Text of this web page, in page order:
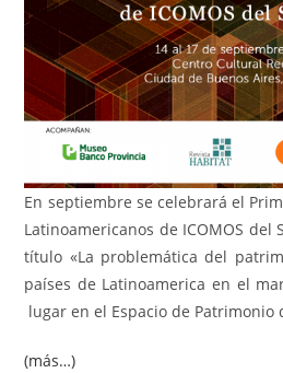
En septiembre se celebrará el
Latinoamericanos de ICOMOS del
título «La problemática del
países de Latinoamerica en el
lugar en el Espacio de Patrimonio
(más…)